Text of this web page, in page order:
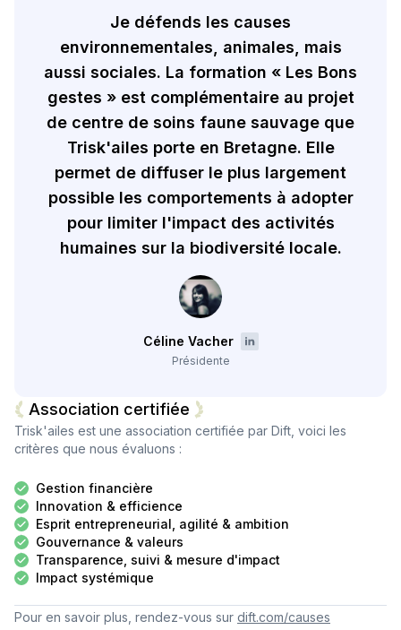
Je défends les causes
environnementales, animales, mais
aussi sociales. La formation « Les Bons
gestes » est complémentaire au projet
de centre de soins faune sauvage que
Trisk'ailes porte en Bretagne. Elle
permet de diffuser le plus largement
possible les comportements à adopter
pour limiter l'impact des activités
humaines sur la biodiversité locale.
Céline Vacher
Présidente
Association certifiée
Trisk'ailes est une association certifiée par Dift, voici les
critères que nous évaluons :
Gestion financière
Innovation & efficience
Esprit entrepreneurial, agilité & ambition
Gouvernance & valeurs
Transparence, suivi & mesure d'impact
Impact systémique
Pour en savoir plus, rendez-vous sur dift.com/causes